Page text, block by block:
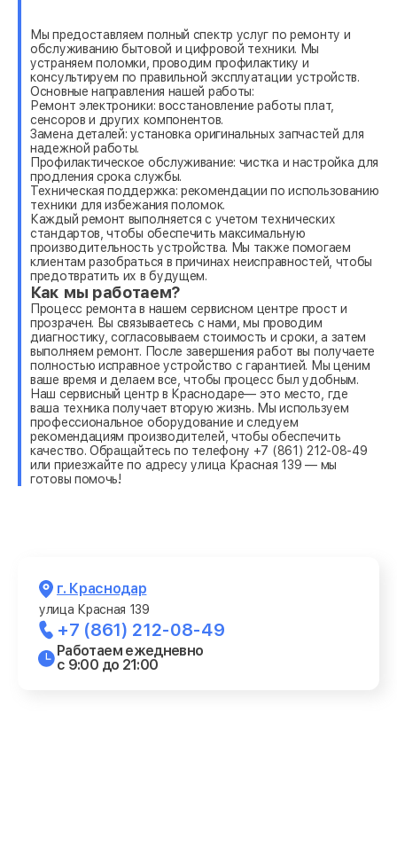
Мы предоставляем полный спектр услуг по ремонту и
обслуживанию бытовой и цифровой техники. Мы
устраняем поломки, проводим профилактику и
консультируем по правильной эксплуатации устройств.
Основные направления нашей работы:
Ремонт электроники: восстановление работы плат,
сенсоров и других компонентов.
Замена деталей: установка оригинальных запчастей для
надежной работы.
Профилактическое обслуживание: чистка и настройка для
продления срока службы.
Техническая поддержка: рекомендации по использованию
техники для избежания поломок.
Каждый ремонт выполняется с учетом технических
стандартов, чтобы обеспечить максимальную
производительность устройства. Мы также помогаем
клиентам разобраться в причинах неисправностей, чтобы
предотвратить их в будущем.
Как мы работаем?
Процесс ремонта в нашем сервисном центре прост и
прозрачен. Вы связываетесь с нами, мы проводим
диагностику, согласовываем стоимость и сроки, а затем
выполняем ремонт. После завершения работ вы получаете
полностью исправное устройство с гарантией. Мы ценим
ваше время и делаем все, чтобы процесс был удобным.
Наш сервисный центр в Краснодаре— это место, где
ваша техника получает вторую жизнь. Мы используем
профессиональное оборудование и следуем
рекомендациям производителей, чтобы обеспечить
качество. Обращайтесь по телефону +7 (861) 212-08-49
или приезжайте по адресу улица Красная 139 — мы
готовы помочь!
г. Краснодар
улица Красная 139
+7 (861) 212-08-49
Работаем ежедневно
с 9:00 до 21:00